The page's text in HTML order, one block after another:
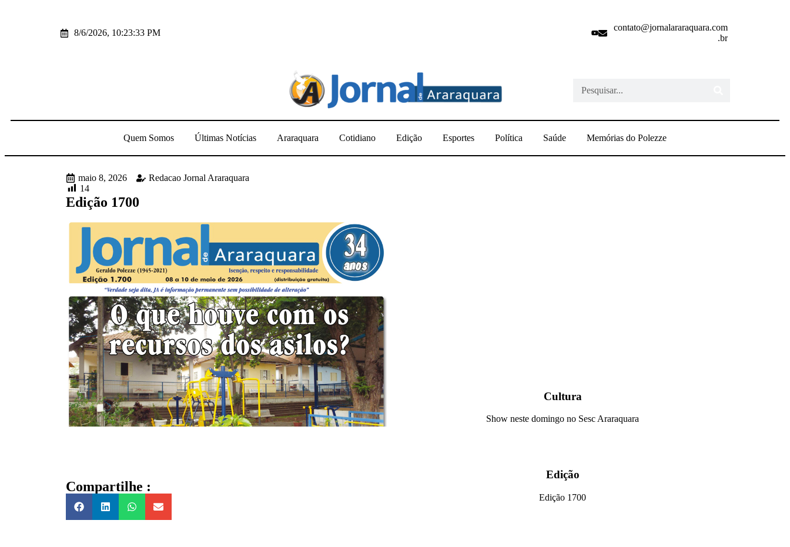
8/6/2026, 10:23:33 PM
contato@jornalararaquara.com
.br
Quem Somos Últimas Notícias Araraquara Cotidiano Edição Esportes Política Saúde Memórias do Polezze
maio 8, 2026
Redacao Jornal Araraquara
14
Edição 1700
Compartilhe :
Cultura
Show neste domingo no Sesc Araraquara
Edição
Edição 1700